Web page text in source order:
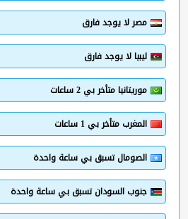
مصر لا يوجد فارق
ليبيا لا يوجد فارق
موريتانيا متأخر بي 2 ساعات
المغرب متأخر بي 1 ساعات
الصومال تسبق بي ساعة واحدة
جنوب السودان تسبق بي ساعة واحدة